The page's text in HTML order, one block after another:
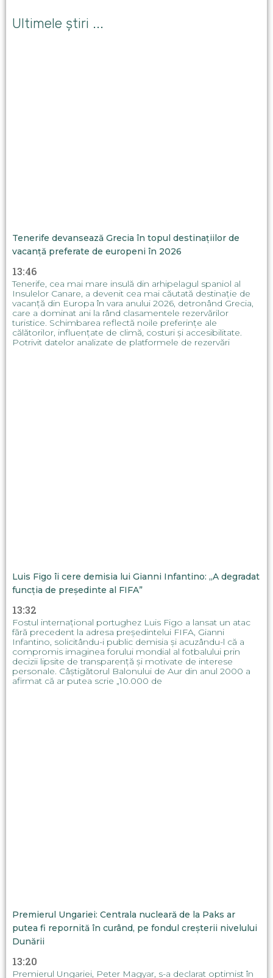
Ultimele știri ...
Tenerife devansează Grecia în topul destinațiilor de
vacanță preferate de europeni în 2026
13:46
Tenerife, cea mai mare insulă din arhipelagul spaniol al
Insulelor Canare, a devenit cea mai căutată destinație de
vacanță din Europa în vara anului 2026, detronând Grecia,
care a dominat ani la rând clasamentele rezervărilor
turistice. Schimbarea reflectă noile preferințe ale
călătorilor, influențate de climă, costuri și accesibilitate.
Potrivit datelor analizate de platformele de rezervări
Luis Figo îi cere demisia lui Gianni Infantino: „A degradat
funcția de președinte al FIFA”
13:32
Fostul internațional portughez Luis Figo a lansat un atac
fără precedent la adresa președintelui FIFA, Gianni
Infantino, solicitându-i public demisia și acuzându-l că a
compromis imaginea forului mondial al fotbalului prin
decizii lipsite de transparență și motivate de interese
personale. Câștigătorul Balonului de Aur din anul 2000 a
afirmat că ar putea scrie „10.000 de
Premierul Ungariei: Centrala nucleară de la Paks ar
putea fi repornită în curând, pe fondul creșterii nivelului
Dunării
13:20
Premierul Ungariei, Peter Magyar, s-a declarat optimist în